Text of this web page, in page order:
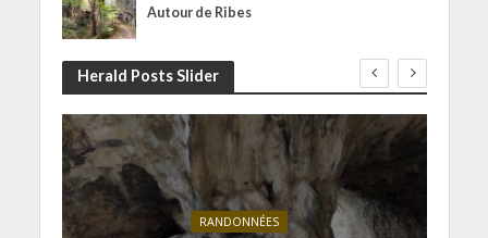
Autour de Ribes
Herald Posts Slider
RANDONNÉES